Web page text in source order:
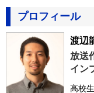
プロフィール
渡辺
放送
イン
高校